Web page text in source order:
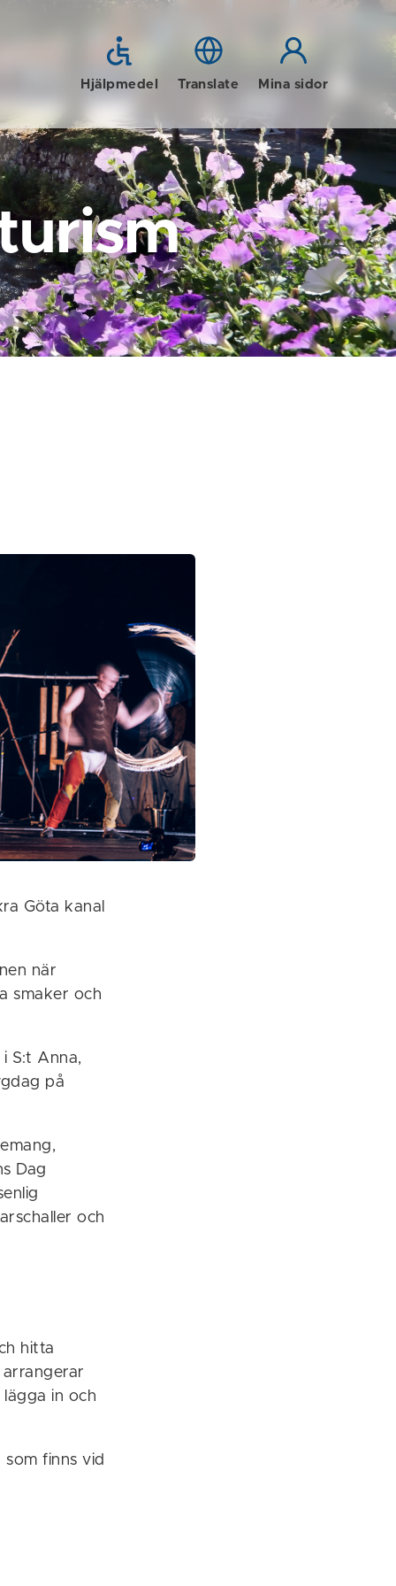
Hjälpmedel Translate Mina sidor
Göta kanal
när
smaker och
S:t Anna,
på
Dag
och
hitta
in och
finns vid